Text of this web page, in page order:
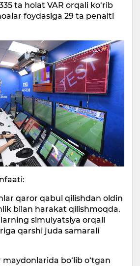
ta holat VAR orqali ko‘rib
foydasiga 29 ta penalti
qaror qabul qilishdan oldin
bilan harakat qilishmoqda.
simulyatsiya orqali
qarshi juda samarali
bo‘lib o‘tgan